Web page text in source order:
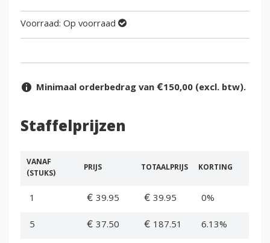
Op voorraad
Minimaal orderbedrag van €150,00 (excl. btw).
Staffelprijzen
VANAF
(STUKS)
PRIJS TOTAALPRIJS KORTING
1 € 39.95 € 39.95
0%
5
€ 37.50 € 187.51
6.13%